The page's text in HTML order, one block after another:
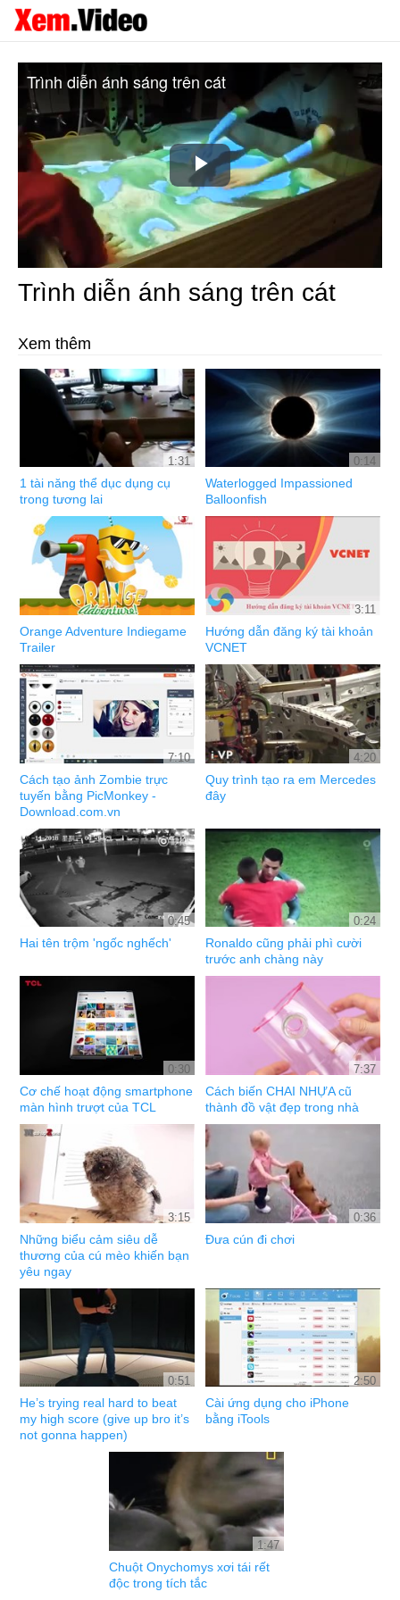
Play
Video
Trình diễn ánh sáng trên cát
Trình diễn ánh sáng trên cát
Xem thêm
1:31
1 tài năng thể dục dụng cụ
trong tương lai
0:14
Waterlogged Impassioned
Balloonfish
Orange Adventure Indiegame
Trailer
3:11
Hướng dẫn đăng ký tài khoản
VCNET
7:10
Cách tạo ảnh Zombie trực
tuyến bằng PicMonkey -
Download.com.vn
4:20
Quy trình tạo ra em Mercedes
đây
0:45
Hai tên trộm 'ngốc nghếch'
0:24
Ronaldo cũng phải phì cười
trước anh chàng này
0:30
Cơ chế hoạt động smartphone
màn hình trượt của TCL
7:37
Cách biến CHAI NHỰA cũ
thành đồ vật đẹp trong nhà
3:15
Những biểu cảm siêu dễ
thương của cú mèo khiến bạn
yêu ngay
0:36
Đưa cún đi chơi
0:51
He’s trying real hard to beat
my high score (give up bro it’s
not gonna happen)
2:50
Cài ứng dụng cho iPhone
bằng iTools
1:47
Chuột Onychomys xơi tái rết
độc trong tích tắc